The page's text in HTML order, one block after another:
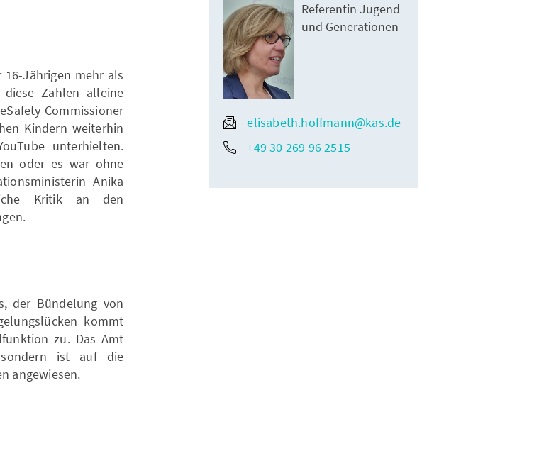
Jährigen mehr als
Zahlen alleine
Commissioner
Kindern weiterhin
unterhielten.
oder es war ohne
Anika
Kritik an den
der Bündelung von
kommt
zu. Das Amt
ist auf die
angewiesen.
Referentin Jugend
und Generationen
elisabeth.hoffmann@kas.de
+49 30 269 96 2515